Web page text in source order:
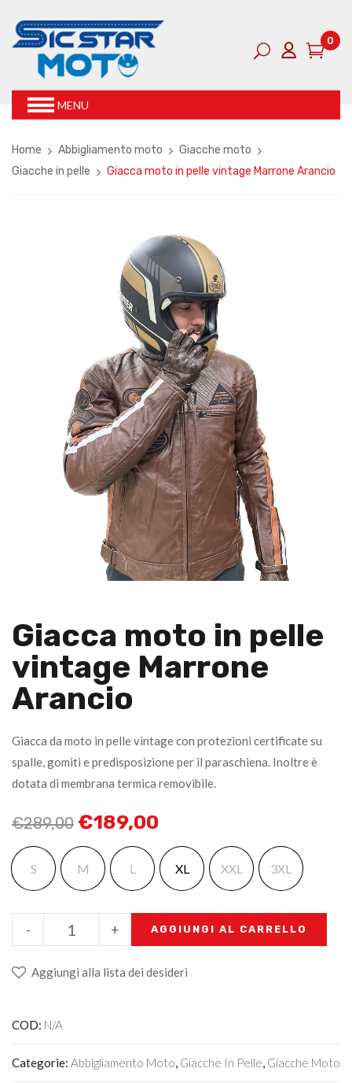
0
MENU
Home Abbigliamento moto
Giacche moto
Giacche in pelle
Giacca moto in pelle vintage Marrone Arancio
Giacca moto in pelle
vintage Marrone
Arancio
Giacca da moto in pelle vintage con protezioni certificate su
spalle, gomiti e predisposizione per il paraschiena. Inoltre è
dotata di membrana termica removibile.
€289,00 €189,00
S M L XL XXL 3XL
+
- AGGIUNGI AL CARRELLO
Aggiungi alla lista dei desideri
COD: N/A
Categorie: Abbigliamento Moto, Giacche In Pelle, Giacche Moto